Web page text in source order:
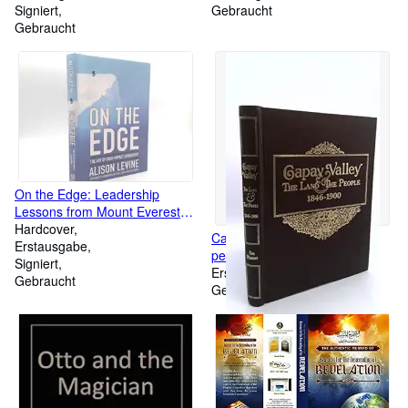
Signiert
Gebraucht
Gebraucht
On the Edge: Leadership
Lessons from Mount Everest
and Other Extreme
Environments
Hardcover
Erstausgabe
Signiert
Gebraucht
Capay Valley: The land & the
people, 1846-1900
Erstausgabe
Gebraucht